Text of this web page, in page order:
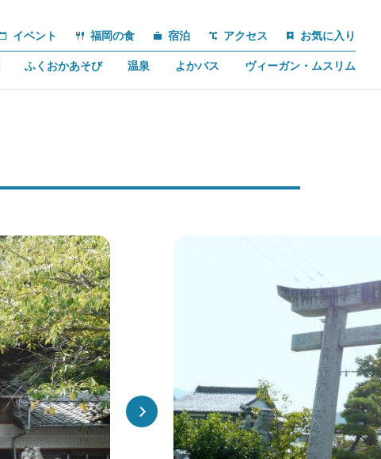
イベント 福岡の食 宿泊 アクセス お気に入り
ふくおかあそび 温泉 よかバス ヴィーガン・ムスリム